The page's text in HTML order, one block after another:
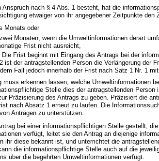
Anspruch nach § 4 Abs. 1 besteht, hat die
etwaiger von ihr angegebener Zeitpunkte den
Monats oder
Monaten, wenn die Umweltinformationen derart
Frist nicht ausreicht,
Die Frist beginnt mit Eingang des Antrags bei der
ist der antragstellenden Person die Verlängerung der
Fall jedoch innerhalb der Frist nach Satz 1 Nr. 1
muss erkennen lassen, welche Umweltinformationen
Stelle dies der antragstellenden Person
Präzisierung des Antrags zu geben. Präzisiert die
nach Absatz 1 erneut zu laufen. Die
Anträgen zu unterstützen.
bei einer informationspflichtigen Stelle gestellt,
verfügt, leitet sie den Antrag an diejenige
ihr diese bekannt ist, und unterrichtet die
die informationspflichtige Stelle auch auf die
über die begehrten Umweltinformationen verfügt.